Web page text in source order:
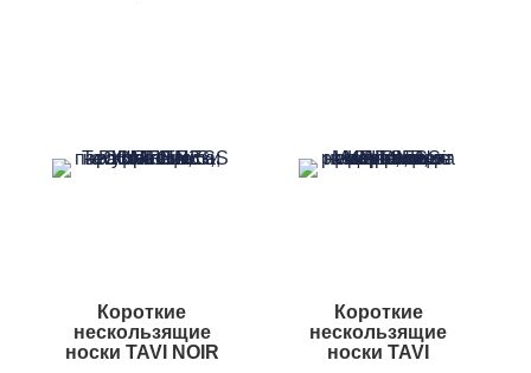
Короткие
нескользящие
носки TAVI NOIR
Короткие
нескользящие
носки TAVI